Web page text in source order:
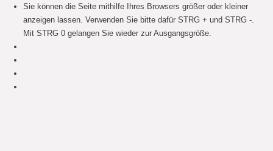
Sie können die Seite mithilfe Ihres Browsers größer oder kleiner
anzeigen lassen. Verwenden Sie bitte dafür STRG + und STRG -.
Mit STRG 0 gelangen Sie wieder zur Ausgangsgröße.